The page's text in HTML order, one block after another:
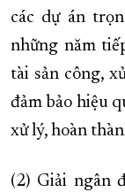
các dự án
những năm
tài sản công,
đảm bảo hiệu
xử lý, hoàn
(2) Giải ngân